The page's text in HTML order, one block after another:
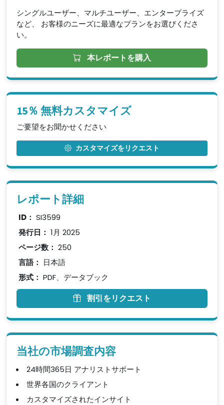
シングルユーザー、マルチユーザー、エンタープライズ
など、 お客様のニーズに最適なプランをお選びくださ
い。
本レポートを購入
15％ 無料カスタマイズ
ご要望をお聞かせください
カスタマイズをリクエスト
レポート詳細
ID： SI3599
発行日： 1月 2025
ページ数： 250
言語： 日本語
形式： PDF、データブック
割引をリクエスト
当社の市場調査内容
24時間365日 アナリストサポート
世界各国のクライアント
カスタマイズされたインサイト